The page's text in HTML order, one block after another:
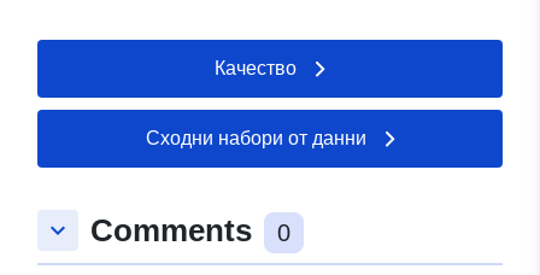
Качество
Сходни набори от данни
keyboard_arrow_down Comments 0